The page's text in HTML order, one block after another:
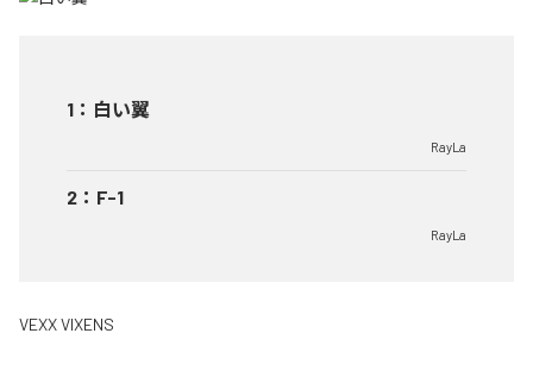
1 ： 白い翼
RayLa
2 ： F-1
RayLa
VEXX VIXENS